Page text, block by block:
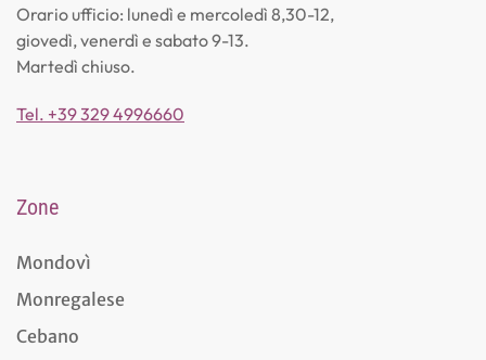
Orario ufficio: lunedì e mercoledì 8,30-12,
giovedì, venerdì e sabato 9-13.
Martedì chiuso.
Tel. +39 329 4996660
Zone
Mondovì
Monregalese
Cebano